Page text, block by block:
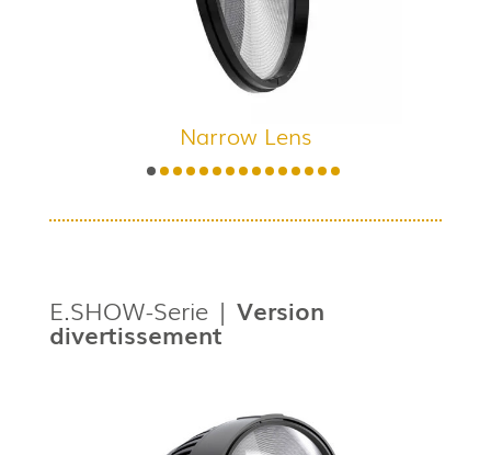
Narrow Lens
E.SHOW-Serie | Version
divertissement